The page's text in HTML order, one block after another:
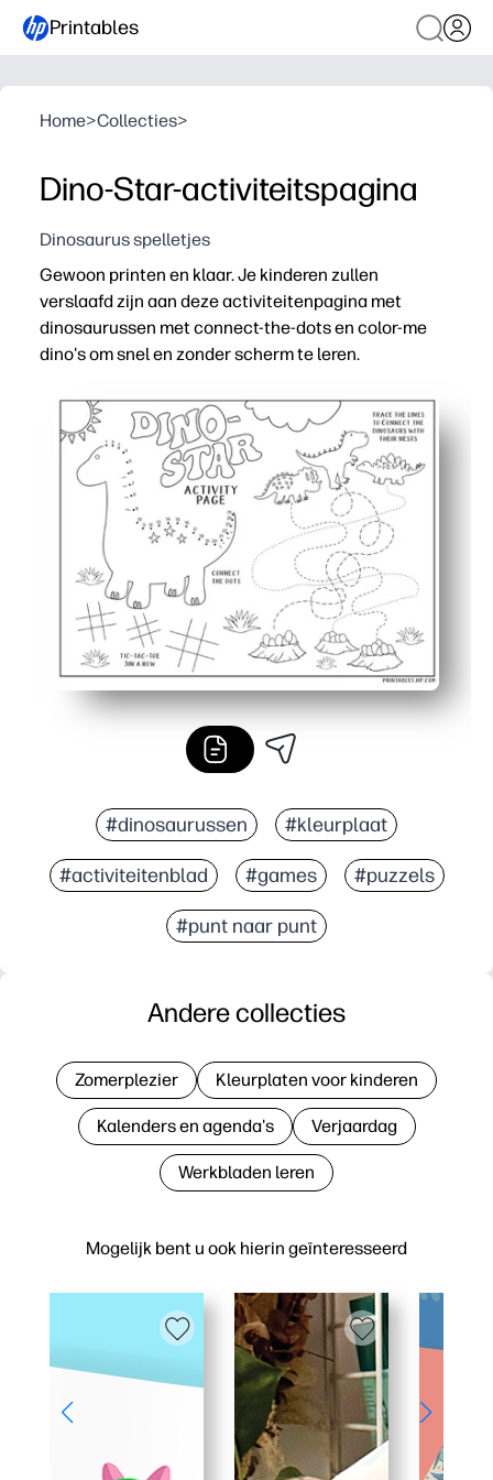
Printables
Home>Collecties>
Dino-Star-activiteitspagina
Dinosaurus spelletjes
Gewoon printen en klaar. Je kinderen zullen
verslaafd zijn aan deze activiteitenpagina met
dinosaurussen met connect-the-dots en color-me
dino's om snel en zonder scherm te leren.
Afdrukbaar zonder voorbereiding: voeg gewoon
Snuipt vaardigheden binnen - oefen de
Houdt kinderen betrokken - dinosaurussen zijn
Perfect overal - te gebruiken voor vroege
#dinosaurussen #kleurplaat
#activiteitenblad #games #puzzels
#punt naar punt
Mogelijk bent u ook hierin geïnteresseerd
Andere collecties
Zomerplezier Kleurplaten voor kinderen
Kalenders en agenda's Verjaardag
Werkbladen leren